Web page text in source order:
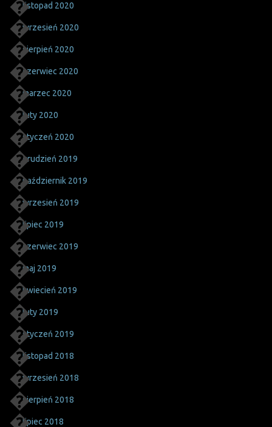
listopad 2020
wrzesień 2020
sierpień 2020
czerwiec 2020
marzec 2020
luty 2020
styczeń 2020
grudzień 2019
październik 2019
wrzesień 2019
lipiec 2019
czerwiec 2019
maj 2019
kwiecień 2019
luty 2019
styczeń 2019
listopad 2018
wrzesień 2018
sierpień 2018
lipiec 2018